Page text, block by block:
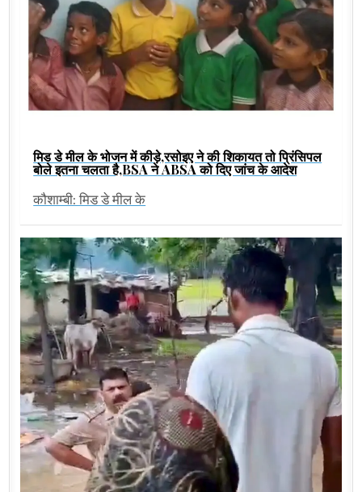
मिड डे मील के भोजन में कीड़े,रसोइए ने की शिकायत तो प्रिंसिपल
बोले इतना चलता है,BSA ने ABSA को दिए जांच के आदेश
कौशाम्बी: मिड डे मील के